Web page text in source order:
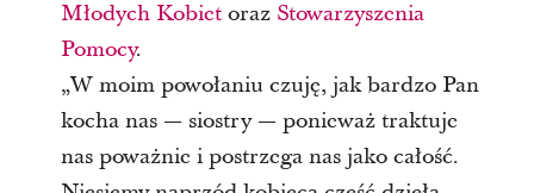
Młodych Kobietoraz Stowarzyszenia
Pomocy.
„W moim powołaniu czuję, jak bardzo Pan
kocha nas — siostry — ponieważ traktuje
nas poważnie i postrzega nas jako całość.